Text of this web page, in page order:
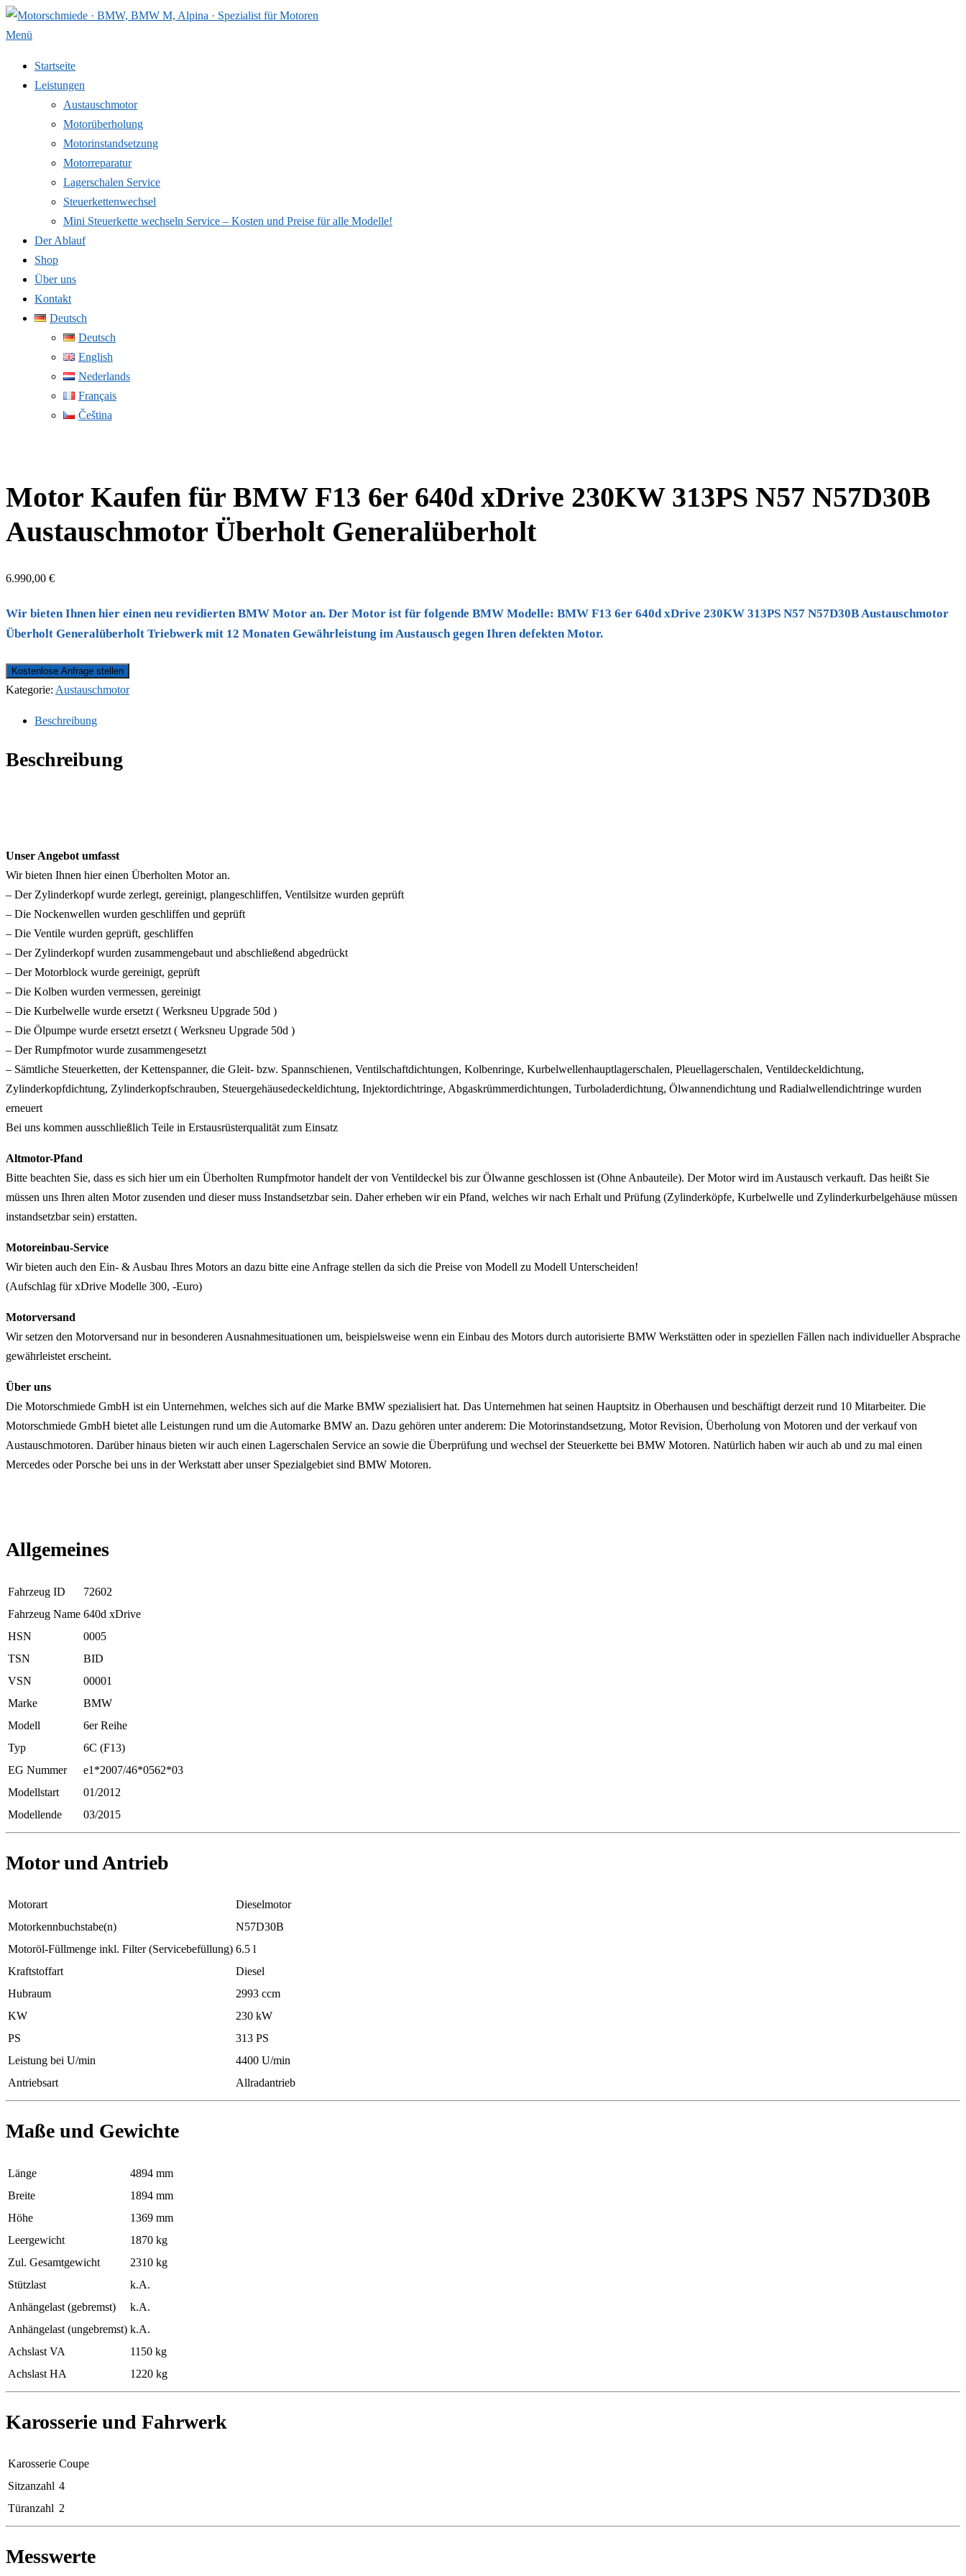
Zum
Inhalt
Menü
Startseite
Leistungen
Austauschmotor
Motorüberholung
Motorinstandsetzung
Motorreparatur
Lagerschalen Service
Steuerkettenwechsel
Mini Steuer­kette wechseln Service – Kosten und Preise für alle Modelle!
Der Ablauf
Shop
Über uns
Kontakt
Deutsch
Deutsch
English
Nederlands
Français
Čeština
Motor Kaufen für BMW F13 6er 640d xDrive 230KW 313PS N57 N57D30B
Austauschmotor Überholt Generalüberholt
6.990,00 €
Wir bieten Ihnen hier einen neu revidierten BMW Motor an. Der Motor ist für folgende BMW Modelle: BMW F13 6er 640d xDrive 230KW 313PS N57 N57D30B Austauschmotor
Überholt Generalüberholt Triebwerk mit 12 Monaten Gewährleistung im Austausch gegen Ihren defekten Motor.
Kostenlose Anfrage stellen
Kategorie: Austauschmotor
Beschreibung
Beschreibung
Unser Angebot umfasst
Wir bieten Ihnen hier einen Überholten Motor an.
– Der Zylinderkopf wurde zerlegt, gereinigt, plangeschliffen, Ventilsitze wurden geprüft
– Die Nockenwellen wurden geschliffen und geprüft
– Die Ventile wurden geprüft, geschliffen
– Der Zylinderkopf wurden zusammengebaut und abschließend abgedrückt
– Der Motorblock wurde gereinigt, geprüft
– Die Kolben wurden vermessen, gereinigt
– Die Kurbelwelle wurde ersetzt ( Werksneu Upgrade 50d )
– Die Ölpumpe wurde ersetzt ersetzt ( Werksneu Upgrade 50d )
– Der Rumpfmotor wurde zusammengesetzt
– Sämtliche Steuerketten, der Kettenspanner, die Gleit- bzw. Spannschienen, Ventilschaftdichtungen, Kolbenringe, Kurbelwellenhauptlagerschalen, Pleuellagerschalen, Ventildeckeldichtung,
Zylinderkopfdichtung, Zylinderkopfschrauben, Steuergehäusedeckeldichtung, Injektordichtringe, Abgaskrümmerdichtungen, Turboladerdichtung, Ölwannendichtung und Radialwellendichtringe wurden
erneuert
Bei uns kommen ausschließlich Teile in Erstausrüsterqualität zum Einsatz
Altmotor-Pfand
Bitte beachten Sie, dass es sich hier um ein Überholten Rumpfmotor handelt der von Ventildeckel bis zur Ölwanne geschlossen ist (Ohne Anbauteile). Der Motor wird im Austausch verkauft. Das heißt Sie
müssen uns Ihren alten Motor zusenden und dieser muss Instandsetzbar sein. Daher erheben wir ein Pfand, welches wir nach Erhalt und Prüfung (Zylinderköpfe, Kurbelwelle und Zylinderkurbelgehäuse müssen
instandsetzbar sein) erstatten.
Motoreinbau-Service
Wir bieten auch den Ein- & Ausbau Ihres Motors an dazu bitte eine Anfrage stellen da sich die Preise von Modell zu Modell Unterscheiden!
(Aufschlag für xDrive Modelle 300, -Euro)
Motorversand
Wir setzen den Motorversand nur in besonderen Ausnahmesituationen um, beispielsweise wenn ein Einbau des Motors durch autorisierte BMW Werkstätten oder in speziellen Fällen nach individueller Absprache
gewährleistet erscheint.
Über uns
Die Motorschmiede GmbH ist ein Unternehmen, welches sich auf die Marke BMW spezialisiert hat. Das Unternehmen hat seinen Hauptsitz in Oberhausen und beschäftigt derzeit rund 10 Mitarbeiter. Die
Motorschmiede GmbH bietet alle Leistungen rund um die Automarke BMW an. Dazu gehören unter anderem: Die Motorinstandsetzung, Motor Revision, Überholung von Motoren und der verkauf von
Austauschmotoren. Darüber hinaus bieten wir auch einen Lagerschalen Service an sowie die Überprüfung und wechsel der Steuerkette bei BMW Motoren. Natürlich haben wir auch ab und zu mal einen
Mercedes oder Porsche bei uns in der Werkstatt aber unser Spezialgebiet sind BMW Motoren.
Allgemeines
Fahrzeug ID
72602
Fahrzeug Name 640d xDrive
HSN
0005
TSN
BID
VSN
00001
Marke
BMW
Modell
6er Reihe
Typ
6C (F13)
EG Nummer
e1*2007/46*0562*03
Modellstart
01/2012
Modellende
03/2015
Motor und Antrieb
Motorart
Dieselmotor
Motorkennbuchstabe(n)
N57D30B
Motoröl-Füllmenge inkl. Filter (Servicebefüllung) 6.5 l
Kraftstoffart
Diesel
Hubraum
2993 ccm
KW
230 kW
PS
313 PS
Leistung bei U/min
4400 U/min
Antriebsart
Allradantrieb
Maße und Gewichte
Länge
4894 mm
Breite
1894 mm
Höhe
1369 mm
Leergewicht
1870 kg
Zul. Gesamtgewicht
2310 kg
Stützlast
k.A.
Anhängelast (gebremst)
k.A.
Anhängelast (ungebremst) k.A.
Achslast VA
1150 kg
Achslast HA
1220 kg
Karosserie und Fahrwerk
Karosserie Coupe
Sitzanzahl 4
Türanzahl 2
Messwerte